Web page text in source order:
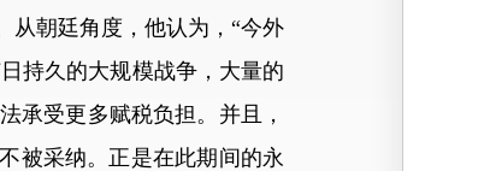
从朝廷角度，他认为，“今外
持久的大规模战争，大量的
承受更多赋税负担。并且，
被采纳。正是在此期间的永